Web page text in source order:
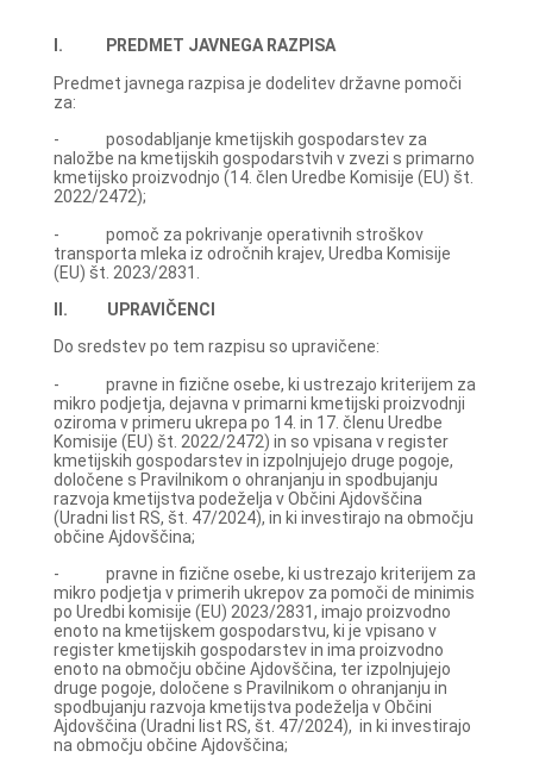
I. PREDMET JAVNEGA RAZPISA
Predmet javnega razpisa je dodelitev državne pomoči
za:
- posodabljanje kmetijskih gospodarstev za
naložbe na kmetijskih gospodarstvih v zvezi s primarno
kmetijsko proizvodnjo (14. člen Uredbe Komisije (EU) št.
2022/2472);
- pomoč za pokrivanje operativnih stroškov
transporta mleka iz odročnih krajev, Uredba Komisije
(EU) št. 2023/2831.
II. UPRAVIČENCI
Do sredstev po tem razpisu so upravičene:
- pravne in fizične osebe, ki ustrezajo kriterijem za
mikro podjetja, dejavna v primarni kmetijski proizvodnji
oziroma v primeru ukrepa po 14. in 17. členu Uredbe
Komisije (EU) št. 2022/2472) in so vpisana v register
kmetijskih gospodarstev in izpolnjujejo druge pogoje,
določene s Pravilnikom o ohranjanju in spodbujanju
razvoja kmetijstva podeželja v Občini Ajdovščina
(Uradni list RS, št. 47/2024), in ki investirajo na območju
občine Ajdovščina;
- pravne in fizične osebe, ki ustrezajo kriterijem za
mikro podjetja v primerih ukrepov za pomoči de minimis
po Uredbi komisije (EU) 2023/2831, imajo proizvodno
enoto na kmetijskem gospodarstvu, ki je vpisano v
register kmetijskih gospodarstev in ima proizvodno
enoto na območju občine Ajdovščina, ter izpolnjujejo
druge pogoje, določene s Pravilnikom o ohranjanju in
spodbujanju razvoja kmetijstva podeželja v Občini
Ajdovščina (Uradni list RS, št. 47/2024), in ki investirajo
na območju občine Ajdovščina;